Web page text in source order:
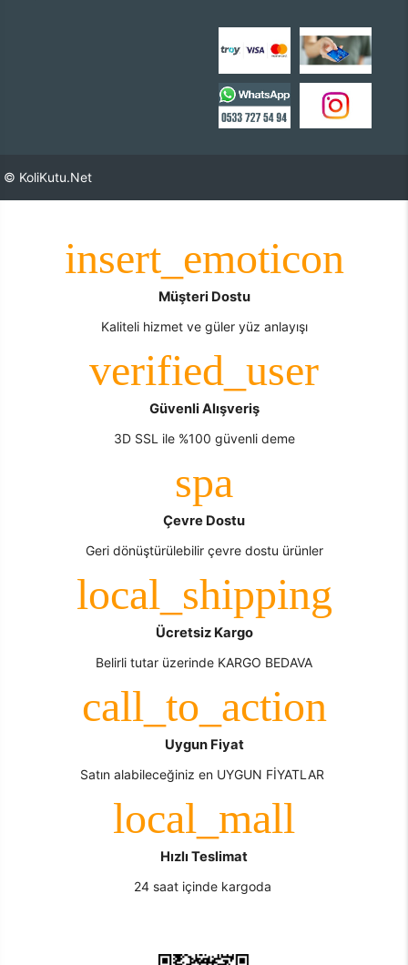
© KoliKutu.Net
Müşteri Dostu
Kaliteli hizmet ve güler yüz anlayışı
Güvenli Alışveriş
3D SSL ile %100 güvenli deme
Çevre Dostu
Geri dönüştürülebilir çevre dostu ürünler
Ücretsiz Kargo
Belirli tutar üzerinde KARGO BEDAVA
Uygun Fiyat
Satın alabileceğiniz en UYGUN FİYATLAR
Hızlı Teslimat
24 saat içinde kargoda